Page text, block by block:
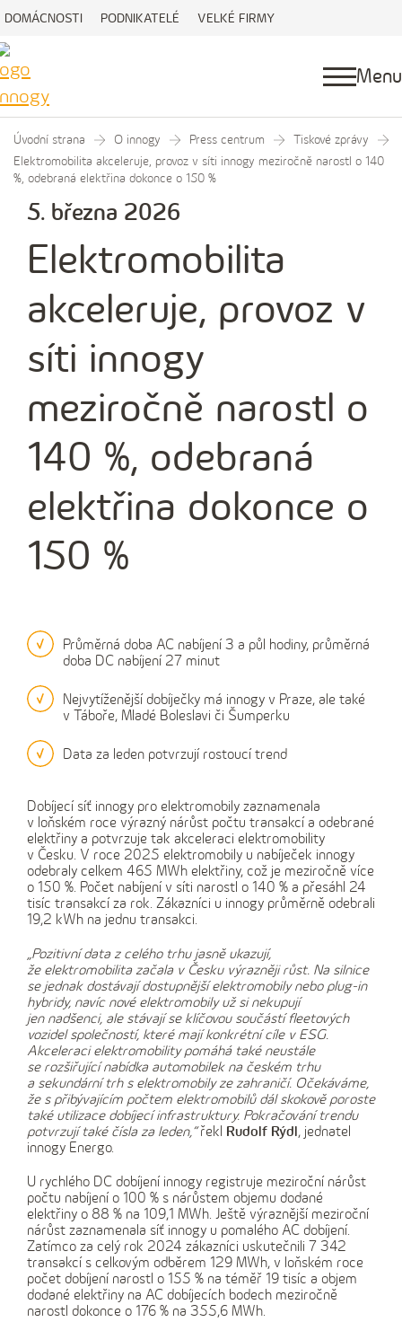
DOMÁCNOSTI PODNIKATELÉ VELKÉ FIRMY
Menu
Úvodní strana O innogy Press centrum
Tiskové zprávy
Elektromobilita akceleruje, provoz v síti innogy meziročně narostl o 140
%, odebraná elektřina dokonce o 150 %
5. března 2026
Elektromobilita
akceleruje, provoz v
síti innogy
meziročně narostl o
140 %, odebraná
elektřina dokonce o
150 %
Průměrná doba AC nabíjení 3 a půl hodiny, průměrná
doba DC nabíjení 27 minut
Nejvytíženější dobíječky má innogy v Praze, ale také
v Táboře, Mladé Boleslavi či Šumperku
Data za leden potvrzují rostoucí trend
Dobíjecí síť innogy pro elektromobily zaznamenala
v loňském roce výrazný nárůst počtu transakcí a odebrané
elektřiny a potvrzuje tak akceleraci elektromobility
v Česku. V roce 2025 elektromobily u nabíječek innogy
odebraly celkem 465 MWh elektřiny, což je meziročně více
o 150 %. Počet nabíjení v síti narostl o 140 % a přesáhl 24
tisíc transakcí za rok. Zákazníci u innogy průměrně odebrali
19,2 kWh na jednu transakci.
„Pozitivní data z celého trhu jasně ukazují,
že elektromobilita začala v Česku výrazněji růst. Na silnice
se jednak dostávají dostupnější elektromobily nebo plug-in
hybridy, navíc nové elektromobily už si nekupují
jen nadšenci, ale stávají se klíčovou součástí fleetových
vozidel společností, které mají konkrétní cíle v ESG.
Akceleraci elektromobility pomáhá také neustále
se rozšiřující nabídka automobilek na českém trhu
a sekundární trh s elektromobily ze zahraničí. Očekáváme,
že s přibývajícím počtem elektromobilů dál skokově poroste
také utilizace dobíjecí infrastruktury. Pokračování trendu
potvrzují také čísla za leden,“řekl Rudolf Rýdl, jednatel
innogy Energo.
U rychlého DC dobíjení innogy registruje meziroční nárůst
počtu nabíjení o 100 % s nárůstem objemu dodané
elektřiny o 88 % na 109,1 MWh. Ještě výraznější meziroční
nárůst zaznamenala síť innogy u pomalého AC dobíjení.
Zatímco za celý rok 2024 zákazníci uskutečnili 7 342
transakcí s celkovým odběrem 129 MWh, v loňském roce
počet dobíjení narostl o 155 % na téměř 19 tisíc a objem
dodané elektřiny na AC dobíjecích bodech meziročně
narostl dokonce o 176 % na 355,6 MWh.